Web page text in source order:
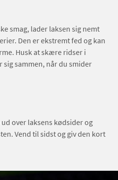
smag, lader laksen sig nemt
Den er ekstremt fed og kan
Husk at skære ridser i
sammen, når du smider
over laksens kødsider og
Vend til sidst og giv den kort